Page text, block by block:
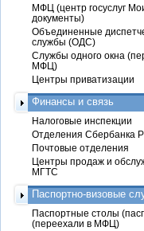
МФЦ (центр госуслуг
документы)
Объединенные
службы (ОДС)
Службы одного окна
МФЦ)
Центры приватизации
Финансы и связь
Налоговые инспекции
Отделения Сбербанка
Почтовые отделения
Центры продаж и
МГТС
Паспортно-визовые
Паспортные столы
(переехали в МФЦ)